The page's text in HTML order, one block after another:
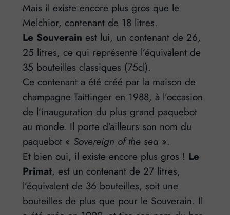
Mais il existe encore plus gros que le
Melchior, contenant de 18 litres.
Le Souverain est lui, un contenant de 26,
25 litres, ce qui représente l’équivalent de
35 bouteilles classiques (75cl).
Ce contenant a été créé par la maison de
champagne Taittinger en 1988, à l’occasion
de l’inauguration du plus grand paquebot
au monde. Il porte d’ailleurs son nom du
paquebot « Sovereign of the sea ».
Et bien oui, il existe encore plus gros ! Le
Primat, est un contenant de 27 litres,
l’équivalent de 36 bouteilles, soit une
bouteilles de plus que pour le Souverain. Il